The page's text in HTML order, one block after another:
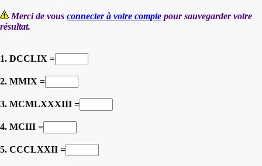
Merci de vous connecter à votre compte pour sauvegarder votre
résultat.
1. DCCLIX =
2. MMIX =
3. MCMLXXXIII =
4. MCIII =
5. CCCLXXII =